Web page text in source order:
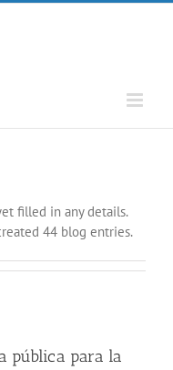
filled in any details.
44 blog entries.
pública para la